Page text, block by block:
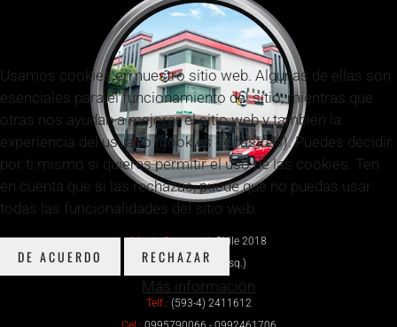
Matriz Guayaquil:Chile 2018
y Calicuchima (esq.)
Telf.: (593-4) 2411612
Usamos cookies en nuestro sitio web. Algunas de ellas son
esenciales para el funcionamiento del sitio, mientras que
otras nos ayudan a mejorar el sitio web y también la
experiencia del usuario (cookies de rastreo). Puedes decidir
por ti mismo si quieres permitir el uso de las cookies. Ten
en cuenta que si las rechazas, puede que no puedas usar
todas las funcionalidades del sitio web.
DE ACUERDO RECHAZAR
Más información